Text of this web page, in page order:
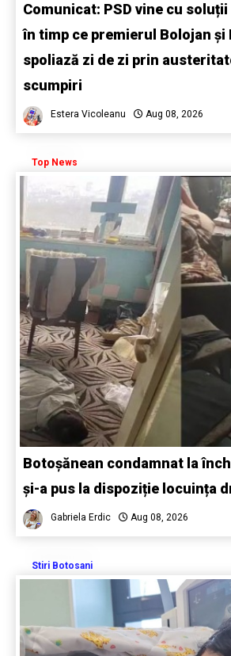
Comunicat: PSD vine cu
în timp ce premierul Bolojan și
spoliază zi de zi prin
scumpiri
Estera Vicoleanu Aug 08, 2026
Top News
Botoșănean condamnat la
și-a pus la dispoziție locuința
Gabriela Erdic Aug 08, 2026
Stiri Botosani